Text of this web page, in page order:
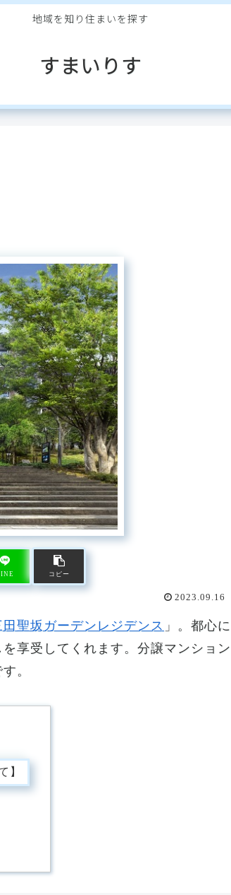
地域を知り住まいを探す
すまいりす
コピー
2023.09.16
田聖坂ガーデンレジデンス 」。都心に
享受してくれます。分譲マンション
。
】